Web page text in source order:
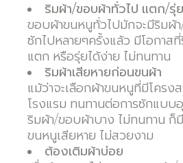
ริมผ้า/ขอบผ้าทั่วไป แตก/รุ่
ขอบผ้าขนหนูทั่วไปมักจะมีริมผ้
ซักไปหลายๆครั้งแล้ว มีโอกาส
แตก หรือรุ่ยได้ง่าย ไม่ทนทาน
ริมผ้าเสียหายก่อนขนผ้า
แม้ว่าจะเลือกผ้าขนหนูที่มีโครง
โรงแรม ทนทานต่อการซักแบบ
ริมผ้า/ขอบผ้าบาง ไม่ทนทาน ก็
ขนหนูเสียหาย ไม่สวยงาม
ต้องเติมผ้าบ่อย